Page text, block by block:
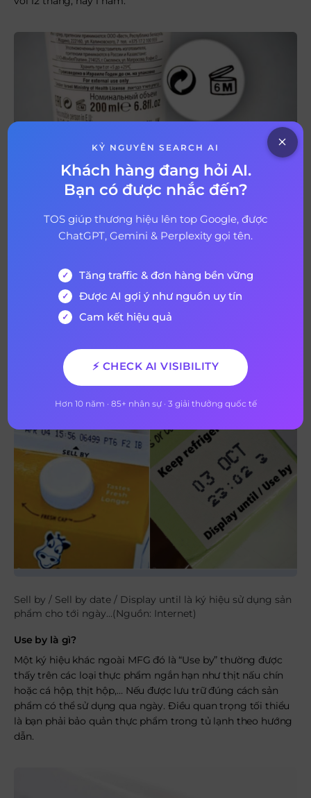
Ký hiệu PAO thể hiện hạn sử dụng sau khi mở nắp sản
Sell by / Sell by date / Display until là gì?
Sell by / Sell by date / Display untilcó nghĩa là chỉ được
bày bán đến ngày cụ thể được in trên sản phẩm. Ký hiệu
kiểm soát chất lượng hàng hóa.
Sell by / Sell by date / Display until là ký hiệu sử dụng sản
phẩm cho tới ngày…(Nguồn: Internet)
Use by là gì?
Một ký hiệu khác ngoài MFG đó là “Use by” thường được
thấy trên các loại thực phẩm ngắn hạn như thịt nấu chín
hoặc cá hộp, thịt hộp,… Nếu được lưu trữ đúng cách sản
phẩm có thể sử dụng qua ngày. Điều quan trọng tối thiểu
là bạn phải bảo quản thực phẩm trong tủ lạnh theo hướng
dẫn.
KỶ NGUYÊN SEARCH AI
Khách hàng đang hỏi AI.
Bạn có được nhắc đến?
TOS giúp thương hiệu lên top Google, được
ChatGPT, Gemini & Perplexity gọi tên.
Tăng traffic & đơn hàng bền vững
Được AI gợi ý như nguồn uy tín
Cam kết hiệu quả
⚡ CHECK AI VISIBILITY
Hơn 10 năm · 85+ nhân sự · 3 giải thưởng quốc tế